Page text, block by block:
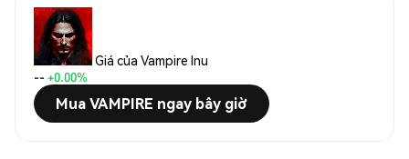
Giá của Vampire Inu
-- +0.00%
Mua VAMPIRE ngay bây giờ